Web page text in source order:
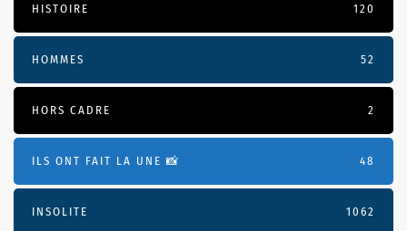
HISTOIRE 120
HOMMES 52
HORS CADRE 2
ILS ONT FAIT LA UNE 📸 48
INSOLITE 1062